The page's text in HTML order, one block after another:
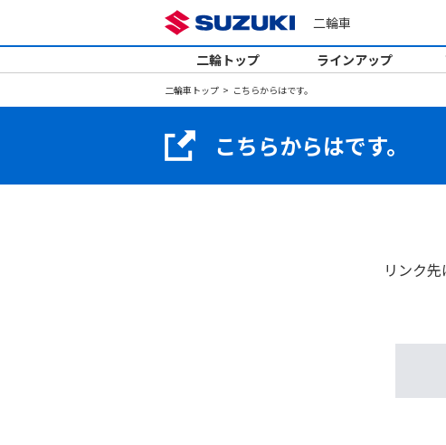
二輪車
二輪トップ ラインアップ
二輪車トップ こちらからはです。
こちらからはです。
リンク